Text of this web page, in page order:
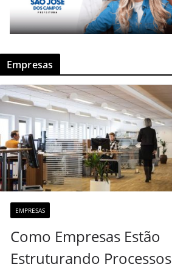
Empresas
EMPRESAS
Como Empresas Estão
Estruturando Processos